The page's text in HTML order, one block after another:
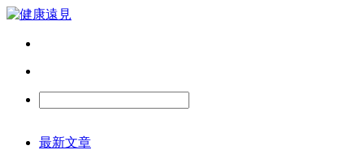
最新文章